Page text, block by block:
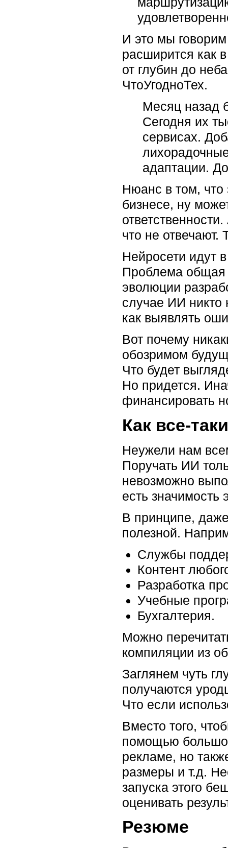
И это мы
расширится как
от глубин до
ЧтоУгодноТех.
Месяц назад
Сегодня их
сервисах.
адаптации.
Нюанс в том, что
бизнесе, ну
что не отвечают.
Нейросети идут
Проблема общая
эволюции
случае ИИ никто
как выявлять
Вот почему
обозримом
Что будет
Но придется.
финансировать
Как все-
Неужели нам
Поручать ИИ
невозможно
есть значимость
В принципе,
полезной.
Службы
Контент
Разработка
Учебные
Бухгалтерия.
Можно
компиляции из
Заглянем чуть
получаются
Что если
Вместо того,
помощью
рекламе, но
размеры и т.д.
запуска этого
оценивать
Резюме